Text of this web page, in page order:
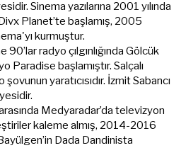
Sinema yazılarına 2001 yılında
Planet’te başlamış, 2005
kurmuştur.
90’lar radyo çılgınlığında Gölcük
Paradise başlamıştır. Salçalı
şovunun yaratıcısıdır. İzmit Sabancı
Medyaradar’da televizyon
kaleme almış, 2014-2016
Dada Dandinista